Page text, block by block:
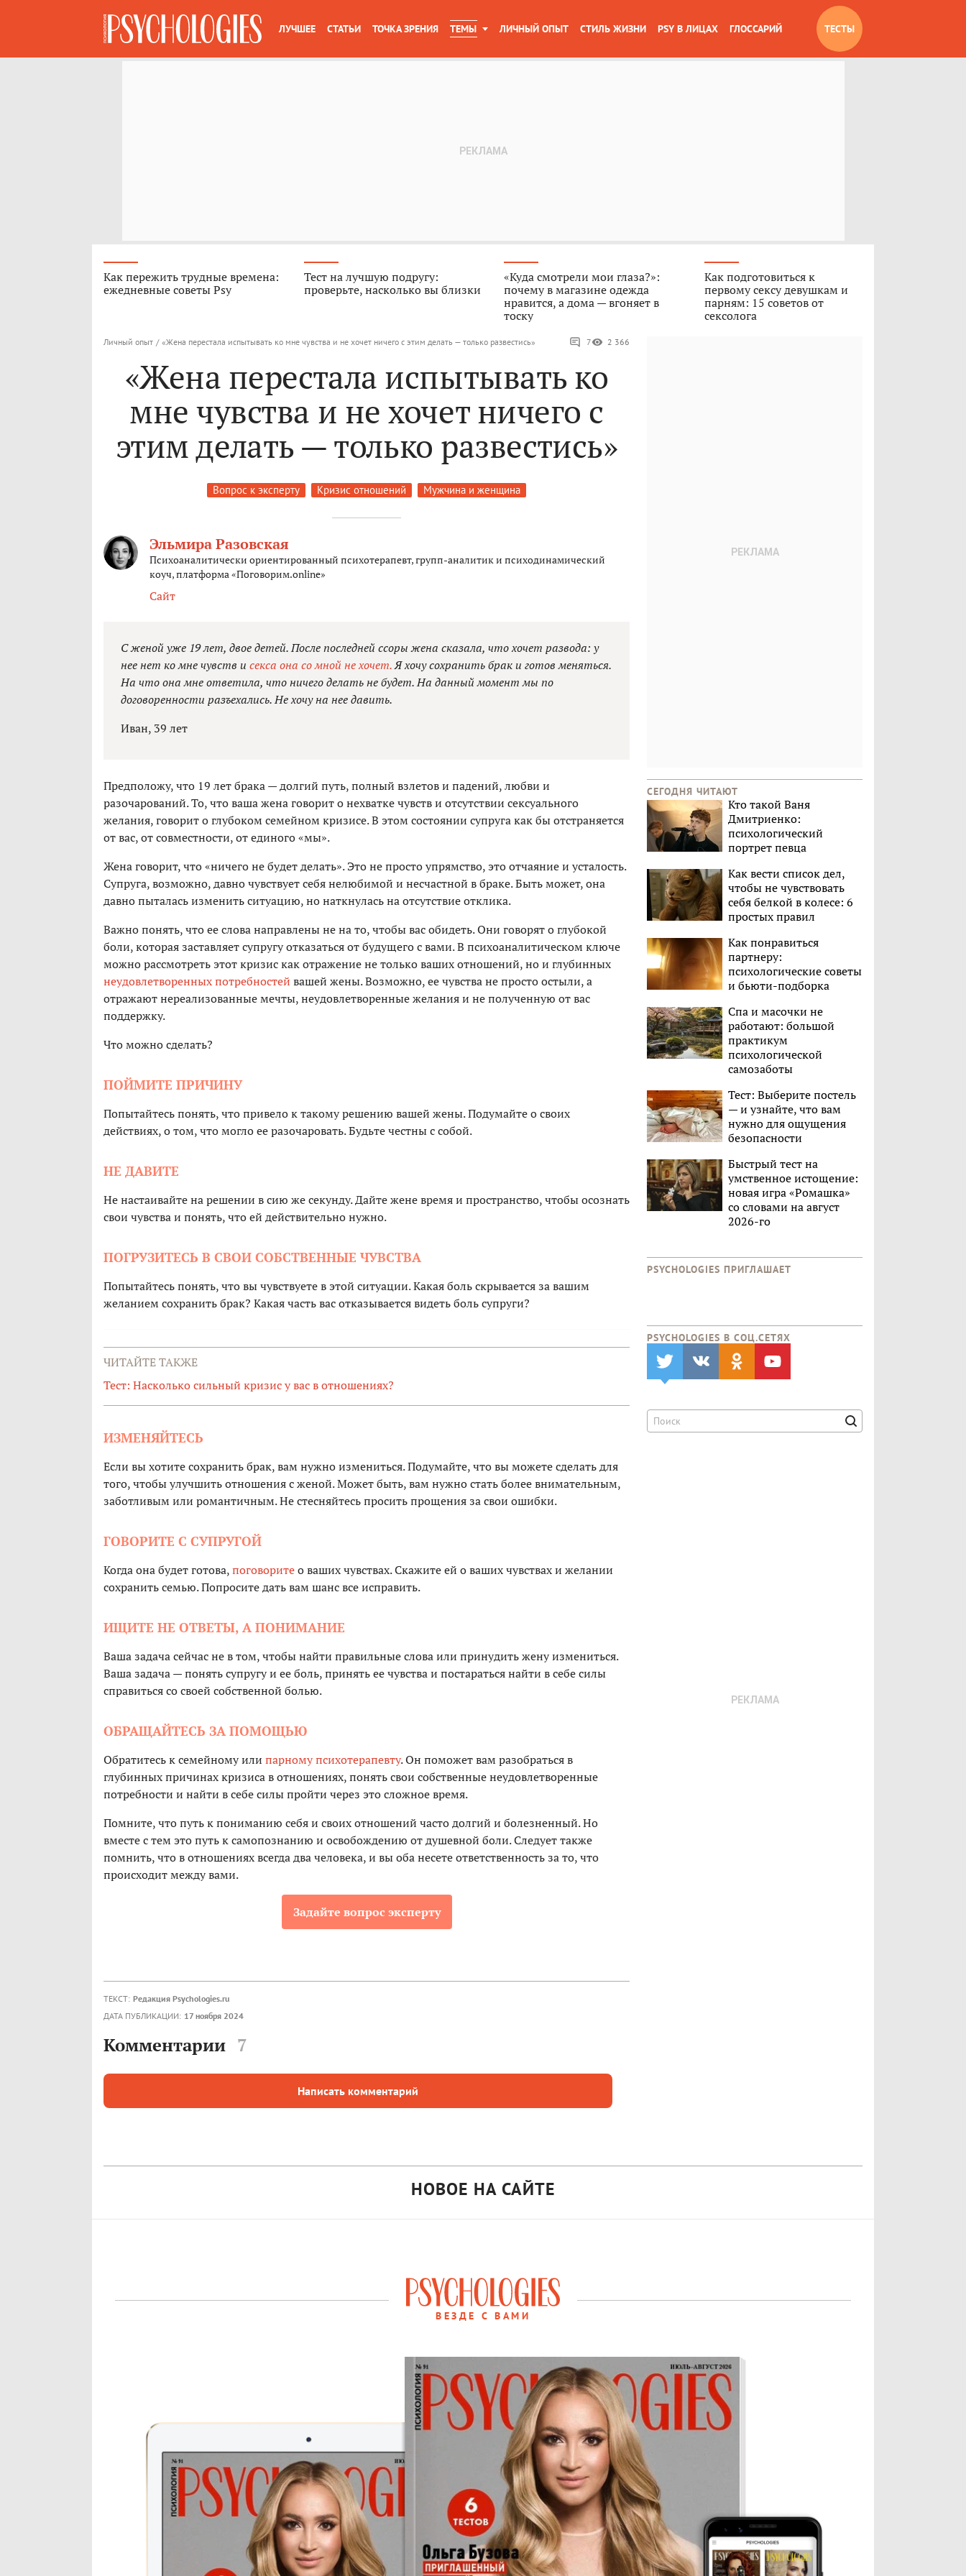
ЛУЧШЕЕ СТАТЬИ ТОЧКА ЗРЕНИЯ ТЕМЫ ЛИЧНЫЙ ОПЫТ СТИЛЬ ЖИЗНИ PSY В ЛИЦАХ ГЛОССАРИЙ ТЕСТЫ
Как пережить трудные времена:
ежедневные советы Psy
Тест на лучшую подругу:
проверьте, насколько вы близки
«Куда смотрели мои глаза?»:
почему в магазине одежда
нравится, а дома — вгоняет в
тоску
Как подготовиться к
первому сексу девушкам и
парням: 15 советов от
сексолога
Личный опыт / «Жена перестала испытывать ко мне чувства и не хочет ничего с этим делать — только развестись» 7 2 366
«Жена перестала испытывать ко
мне чувства и не хочет ничего с
этим делать — только развестись»
Вопрос к эксперту Кризис отношений Мужчина и женщина
Эльмира Разовская
Психоаналитически ориентированный психотерапевт, групп-аналитик и психодинамический
коуч, платформа «Поговорим.online»
Сайт
С женой уже 19 лет, двое детей. После последней ссоры жена сказала, что хочет развода: у
нее нет ко мне чувств и секса она со мной не хочет.Я хочу сохранить брак и готов меняться.
На что она мне ответила, что ничего делать не будет. На данный момент мы по
договоренности разъехались. Не хочу на нее давить.
Иван, 39 лет
Предположу, что 19 лет брака — долгий путь, полный взлетов и падений, любви и
разочарований. То, что ваша жена говорит о нехватке чувств и отсутствии сексуального
желания, говорит о глубоком семейном кризисе. В этом состоянии супруга как бы отстраняется
от вас, от совместности, от единого «мы».
Жена говорит, что «ничего не будет делать». Это не просто упрямство, это отчаяние и усталость.
Супруга, возможно, давно чувствует себя нелюбимой и несчастной в браке. Быть может, она
давно пыталась изменить ситуацию, но наткнулась на отсутствие отклика.
Важно понять, что ее слова направлены не на то, чтобы вас обидеть. Они говорят о глубокой
боли, которая заставляет супругу отказаться от будущего с вами. В психоаналитическом ключе
можно рассмотреть этот кризис как отражение не только ваших отношений, но и глубинных
неудовлетворенных потребностей вашей жены. Возможно, ее чувства не просто остыли, а
отражают нереализованные мечты, неудовлетворенные желания и не полученную от вас
поддержку.
Что можно сделать?
ПОЙМИТЕ ПРИЧИНУ
Попытайтесь понять, что привело к такому решению вашей жены. Подумайте о своих
действиях, о том, что могло ее разочаровать. Будьте честны с собой.
НЕ ДАВИТЕ
Не настаивайте на решении в сию же секунду. Дайте жене время и пространство, чтобы осознать
свои чувства и понять, что ей действительно нужно.
ПОГРУЗИТЕСЬ В СВОИ СОБСТВЕННЫЕ ЧУВСТВА
Попытайтесь понять, что вы чувствуете в этой ситуации. Какая боль скрывается за вашим
желанием сохранить брак? Какая часть вас отказывается видеть боль супруги?
ЧИТАЙТЕ ТАКЖЕ
Тест: Насколько сильный кризис у вас в отношениях?
ИЗМЕНЯЙТЕСЬ
Если вы хотите сохранить брак, вам нужно измениться. Подумайте, что вы можете сделать для
того, чтобы улучшить отношения с женой. Может быть, вам нужно стать более внимательным,
заботливым или романтичным. Не стесняйтесь просить прощения за свои ошибки.
ГОВОРИТЕ С СУПРУГОЙ
Когда она будет готова,поговоритео ваших чувствах. Скажите ей о ваших чувствах и желании
сохранить семью. Попросите дать вам шанс все исправить.
ИЩИТЕ НЕ ОТВЕТЫ, А ПОНИМАНИЕ
Ваша задача сейчас не в том, чтобы найти правильные слова или принудить жену измениться.
Ваша задача — понять супругу и ее боль, принять ее чувства и постараться найти в себе силы
справиться со своей собственной болью.
ОБРАЩАЙТЕСЬ ЗА ПОМОЩЬЮ
Обратитесь к семейному или парному психотерапевту. Он поможет вам разобраться в
глубинных причинах кризиса в отношениях, понять свои собственные неудовлетворенные
потребности и найти в себе силы пройти через это сложное время.
Помните, что путь к пониманию себя и своих отношений часто долгий и болезненный. Но
вместе с тем это путь к самопознанию и освобождению от душевной боли. Следует также
помнить, что в отношениях всегда два человека, и вы оба несете ответственность за то, что
происходит между вами.
Задайте вопрос эксперту
ТЕКСТ: Редакция Psychologies.ru
ДАТА ПУБЛИКАЦИИ: 17 ноября 2024
Комментарии 7
Написать комментарий
СЕГОДНЯ ЧИТАЮТ
Кто такой Ваня
Дмитриенко:
психологический
портрет певца
Как вести список дел,
чтобы не чувствовать
себя белкой в колесе: 6
простых правил
Как понравиться
партнеру:
психологические советы
и бьюти-подборка
Спа и масочки не
работают: большой
практикум
психологической
самозаботы
Тест: Выберите постель
— и узнайте, что вам
нужно для ощущения
безопасности
Быстрый тест на
умственное истощение:
новая игра «Ромашка»
со словами на август
2026-го
PSYCHOLOGIES ПРИГЛАШАЕТ
PSYCHOLOGIES В CОЦ.СЕТЯХ
НОВОЕ НА САЙТЕ
ВЕЗДЕ С ВАМИ